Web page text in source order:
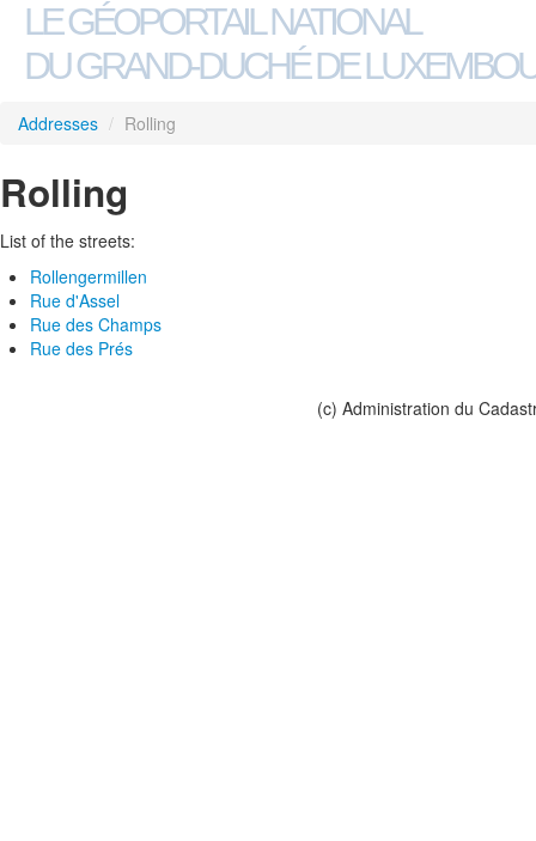
LE GÉOPORTAIL NATIONAL
DU GRAND-DUCHÉ DE
Addresses / Rolling
Rolling
List of the streets:
Rollengermillen
Rue d'Assel
Rue des Champs
Rue des Prés
(c) Administration du